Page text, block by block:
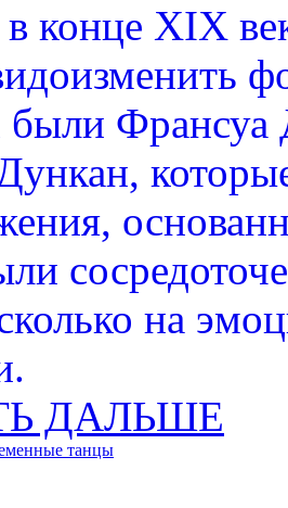
конце XIX
Франсуа
на
ДАЛЬШЕ
танцы